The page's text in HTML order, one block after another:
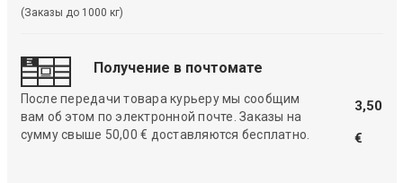
(Заказы до 1000 кг)
Получение в почтомате
После передачи товара курьеру мы сообщим
вам об этом по электронной почте. Заказы на
сумму свыше 50,00 € доставляются бесплатно.
3,50
€